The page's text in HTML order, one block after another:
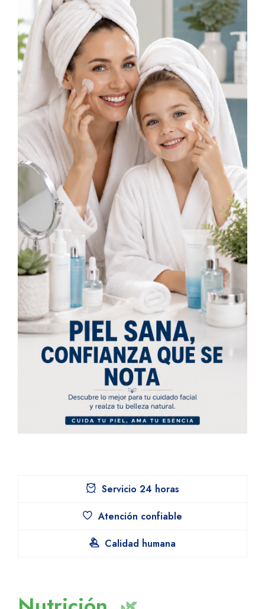
Servicio 24 horas
Atención confiable
Calidad humana